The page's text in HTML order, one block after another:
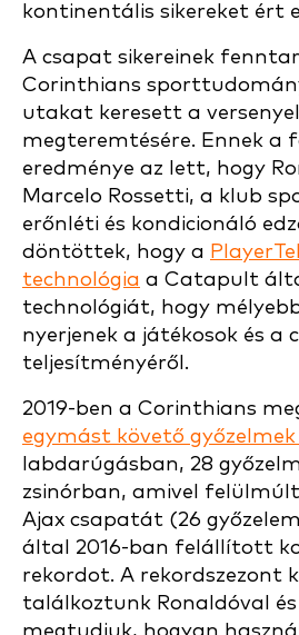
kontinentális sikereket ért
A csapat sikereinek
Corinthians
utakat keresett a
megteremtésére. Ennek a
eredménye az lett, hogy
Marcelo Rossetti, a klub
erőnléti és kondicionáló
döntöttek, hogy a
technológia a Catapult
technológiát, hogy
nyerjenek a játékosok és a
teljesítményéről.
2019-ben a Corinthians
egymást követő
labdarúgásban, 28
zsinórban, amivel
Ajax csapatát (26
által 2016-ban felállított
rekordot. A rekordszezont
találkoztunk Ronaldóval